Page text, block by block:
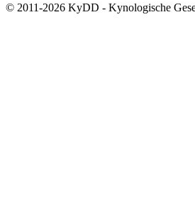
© 2011-2026 KyDD - Kynologische